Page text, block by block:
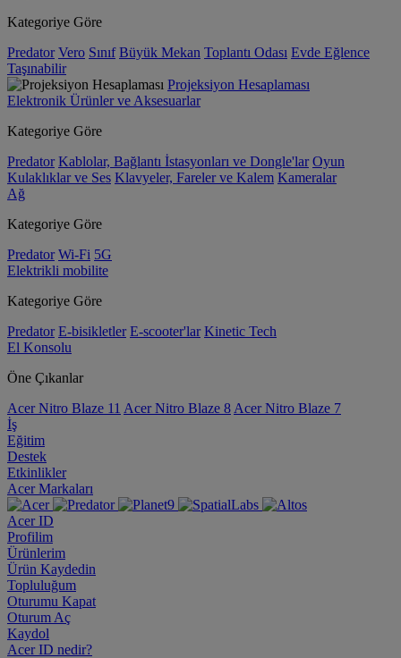
Kategoriye Göre
Predator Vero Sınıf Büyük Mekan Toplantı Odası Evde Eğlence
Taşınabilir
Projeksiyon Hesaplaması
Elektronik Ürünler ve Aksesuarlar
Kategoriye Göre
Predator Kablolar, Bağlantı İstasyonları ve Dongle'lar Oyun
Kulaklıklar ve Ses Klavyeler, Fareler ve Kalem Kameralar
Ağ
Kategoriye Göre
Predator Wi-Fi 5G
Elektrikli mobilite
Kategoriye Göre
Predator E-bisikletler E-scooter'lar Kinetic Tech
El Konsolu
Öne Çıkanlar
Acer Nitro Blaze 11 Acer Nitro Blaze 8 Acer Nitro Blaze 7
İş
Eğitim
Destek
Etkinlikler
Acer Markaları
Acer ID
Profilim
Ürünlerim
Ürün Kaydedin
Topluluğum
Oturumu Kapat
Oturum Aç
Kaydol
Acer ID nedir?